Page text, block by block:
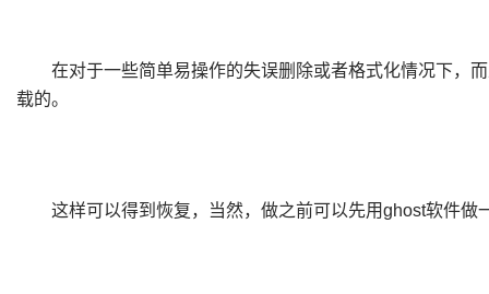
在对于一些简单易操作的失误删除或者格式化情况下，
载的。
这样可以得到恢复，当然，做之前可以先用ghost软件做